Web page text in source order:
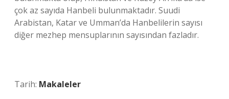
çok az sayıda Hanbeli bulunmaktadır. Suudi
Arabistan, Katar ve Umman’da Hanbelilerin sayısı
diğer mezhep mensuplarının sayısından fazladır.
Tarih: Makaleler